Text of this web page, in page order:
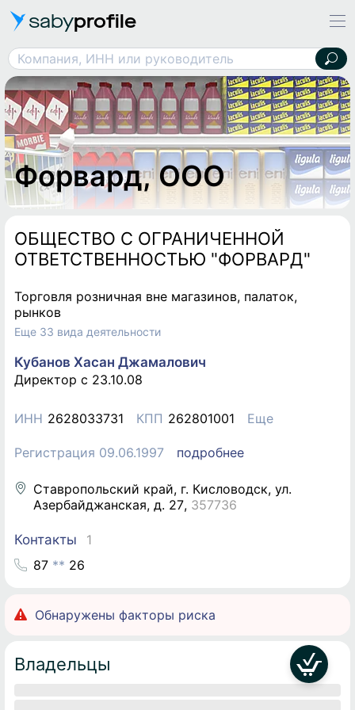
sabyprofile
Компания, ИНН или руководитель
Форвард, ООО
Форвард, ООО
ОБЩЕСТВО С ОГРАНИЧЕННОЙ
ОТВЕТСТВЕННОСТЬЮ "ФОРВАРД"
Торговля розничная вне магазинов, палаток,
рынков
Еще 33 вида деятельности
Кубанов Хасан Джамалович
Директор c 23.10.08
ИНН 2628033731 КПП 262801001 Еще
Регистрация 09.06.1997 подробнее
Ставропольский край, г. Кисловодск, ул.
Азербайджанская, д. 27, 357736
Контакты
1
87 ** 26
Обнаружены факторы риска
Владельцы